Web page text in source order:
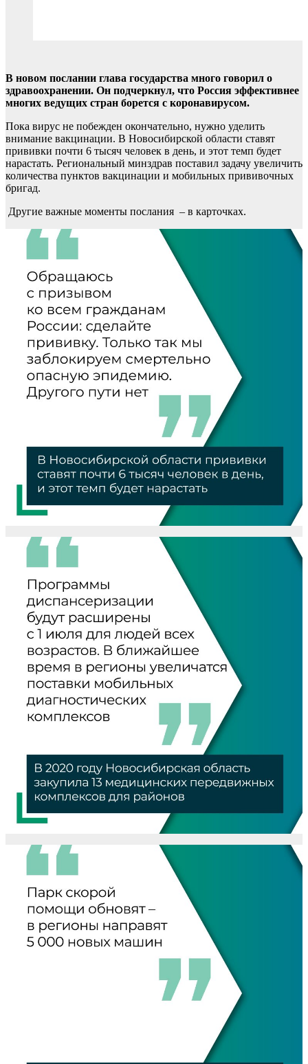
В новом послании глава государства много говорил о
здравоохранении. Он подчеркнул, что Россия эффективнее
многих ведущих стран борется с коронавирусом.
Пока вирус не побежден окончательно, нужно уделить
внимание вакцинации. В Новосибирской области ставят
прививки почти 6 тысяч человек в день, и этот темп будет
нарастать. Региональный минздрав поставил задачу увеличить
количества пунктов вакцинации и мобильных прививочных
бригад.
Другие важные моменты послания – в карточках.